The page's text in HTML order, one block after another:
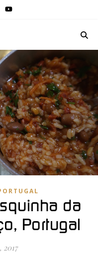
da
Portugal
2017